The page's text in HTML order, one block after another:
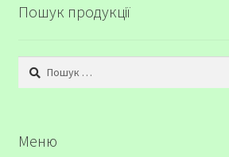
Пошук продукції
Пошук:
Меню